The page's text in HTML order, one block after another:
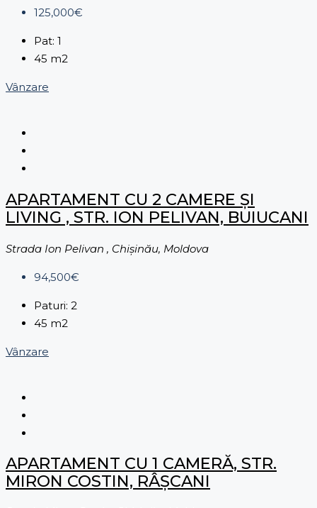
125,000€
Pat: 1
45 m2
Vânzare
APARTAMENT CU 2 CAMERE ŞI
LIVING , STR. ION PELIVAN, BUIUCANI
Strada Ion Pelivan , Chișinău, Moldova
94,500€
Paturi: 2
45 m2
Vânzare
APARTAMENT CU 1 CAMERĂ, STR.
MIRON COSTIN, RÂȘCANI